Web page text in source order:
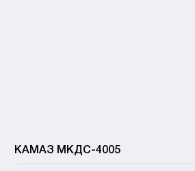
КАМАЗ МКДС-4005